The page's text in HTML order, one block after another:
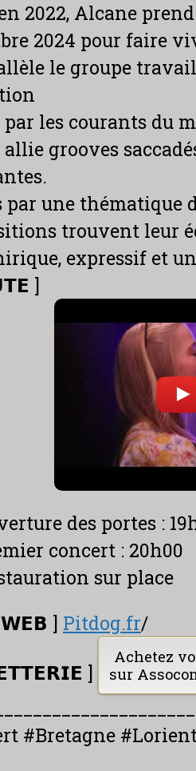
2022, Alcane
2024 pour faire
le groupe
les courants du
grooves
par une thématique
trouvent leur
expressif et
]
des portes :
concert : 20h00
sur place
𝗪𝗘𝗕 ] Pitdog.fr/
]
Achetez
sur
#Bretagne